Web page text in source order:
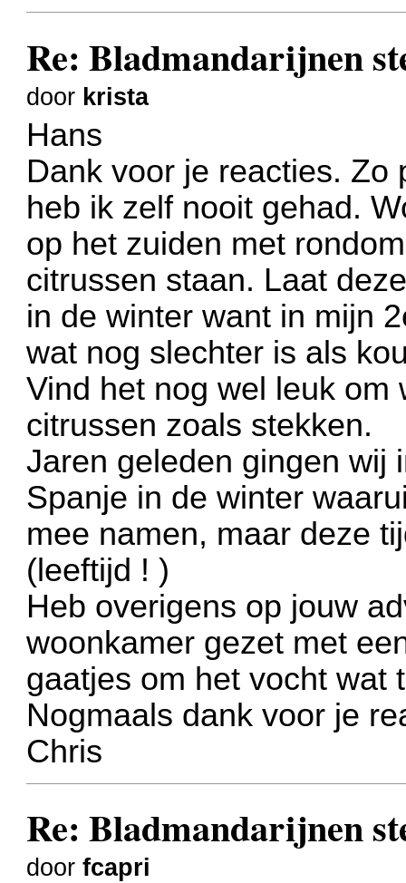
Re: Bladmandarijnen
door krista
Hans
Dank voor je reacties. Zo
heb ik zelf nooit gehad.
op het zuiden met
citrussen staan. Laat
in de winter want in mijn
wat nog slechter is als
Vind het nog wel leuk om
citrussen zoals stekken.
Jaren geleden gingen wij
Spanje in de winter
mee namen, maar deze
(leeftijd ! )
Heb overigens op jouw
woonkamer gezet met
gaatjes om het vocht wat
Nogmaals dank voor je
Chris
Re: Bladmandarijnen
doorfcapri